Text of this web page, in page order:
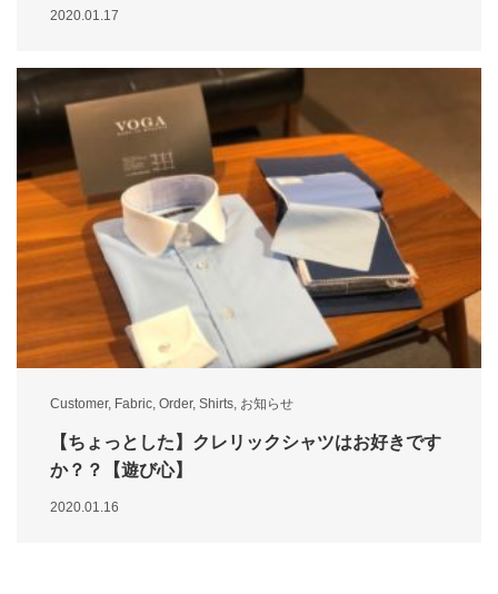
2020.01.17
Customer, Fabric, Order, Shirts, お知らせ
【ちょっとした】クレリックシャツはお好きです
か？？【遊び心】
2020.01.16